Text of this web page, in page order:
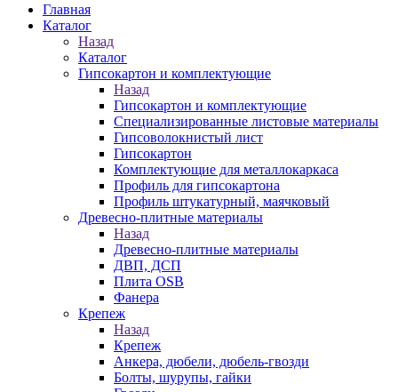
Главная
Каталог
Назад
Каталог
Гипсокартон и комплектующие
Назад
Гипсокартон и комплектующие
Специализированные листовые материалы
Гипсоволокнистый лист
Гипсокартон
Комплектующие для металлокаркаса
Профиль для гипсокартона
Профиль штукатурный, маячковый
Древесно-плитные материалы
Назад
Древесно-плитные материалы
ДВП, ДСП
Плита OSB
Фанера
Крепеж
Назад
Крепеж
Анкера, дюбели, дюбель-гвозди
Болты, шурупы, гайки